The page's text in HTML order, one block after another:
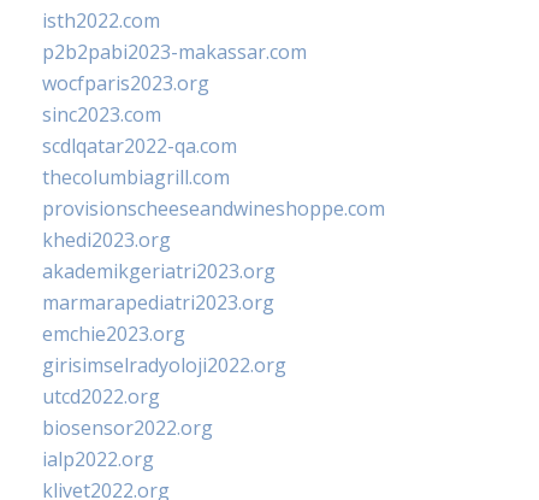
isth2022.com
p2b2pabi2023-makassar.com
wocfparis2023.org
sinc2023.com
scdlqatar2022-qa.com
thecolumbiagrill.com
provisionscheeseandwineshoppe.com
khedi2023.org
akademikgeriatri2023.org
marmarapediatri2023.org
emchie2023.org
girisimselradyoloji2022.org
utcd2022.org
biosensor2022.org
ialp2022.org
klivet2022.org